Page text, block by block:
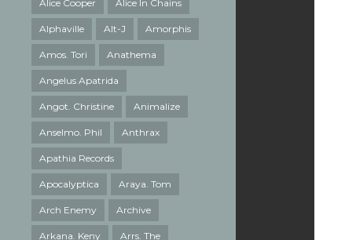
Alice Cooper Alice In Chains
Alphaville Alt-J Amorphis
Amos. Tori Anathema
Angelus Apatrida
Angot. Christine Animalize
Anselmo. Phil Anthrax
Apathia Records
Apocalyptica Araya. Tom
Arch Enemy Archive
Arkana. Keny Arrs. The